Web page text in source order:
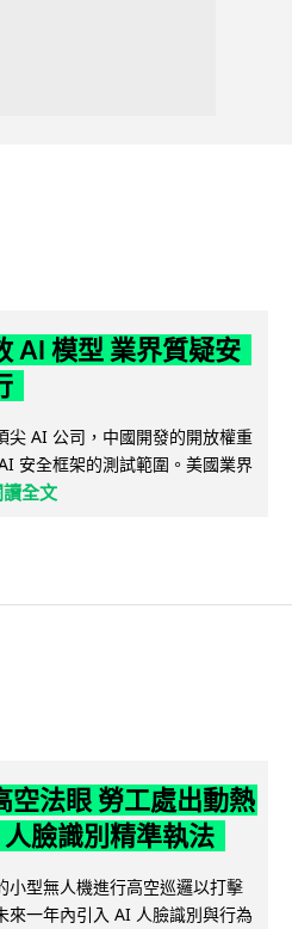
AI 模型 業界質疑安
尖 AI 公司，中國開發的開放權重
安全框架的測試範圍。美國業界
讀全文
空法眼 勞工處出動熱
臉識別精準執法
小型無人機進行高空巡邏以打擊
來一年內引入 AI 人臉識別與行為